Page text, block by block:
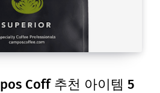
Coff 추천 아이템 5